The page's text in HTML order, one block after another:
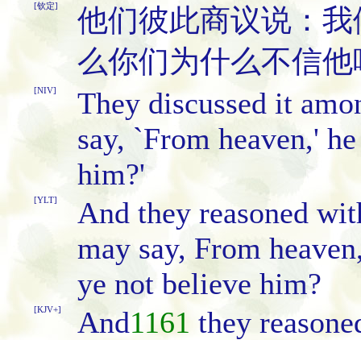
[钦定]
他们彼此商议说：
么你们为什么不信他
[NIV]
They discussed it
say, `From heaven,'
him?'
[YLT]
And they reasoned
may say, From
ye not believe him?
[KJV+] And1161 they